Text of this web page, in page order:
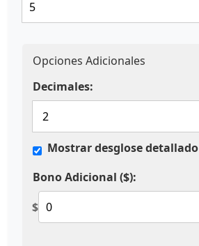
Opciones Adicionales
Decimales:
Mostrar desglose detallado
Bono Adicional ($):
$